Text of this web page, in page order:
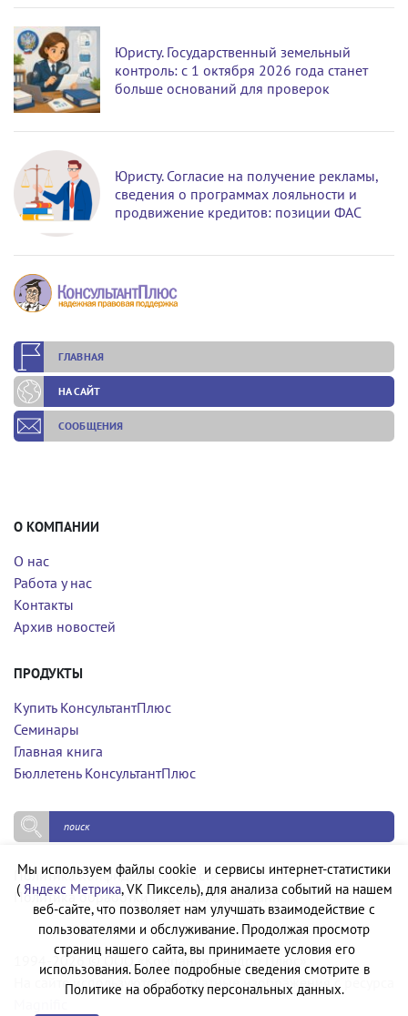
Юристу. Государственный земельный
контроль: с 1 октября 2026 года станет
больше оснований для проверок
Юристу. Согласие на получение рекламы,
сведения о программах лояльности и
продвижение кредитов: позиции ФАС
ГЛАВНАЯ
НА САЙТ
СООБЩЕНИЯ
О КОМПАНИИ
О нас
Работа у нас
Контакты
Архив новостей
ПРОДУКТЫ
Купить КонсультантПлюс
Семинары
Главная книга
Бюллетень КонсультантПлюс
Политика конфиденциальности
Политика обработки персональных данных
1994-2026 © ООО «Компания Квадро Плюс»
На сайте используются бесплатные изображения с ресурса
Мы используем файлы cookie и сервисы интернет-статистики
( Яндекс Метрика, VK Пиксель), для анализа событий на нашем
веб-сайте, что позволяет нам улучшать взаимодействие с
пользователями и обслуживание. Продолжая просмотр
страниц нашего сайта, вы принимаете условия его
использования. Более подробные сведения смотрите в
Политике на обработку персональных данных.